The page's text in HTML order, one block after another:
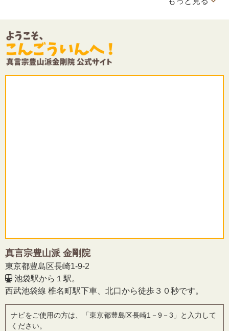
真言宗豊山派 金剛院
東京都豊島区長崎1-9-2
池袋駅から１駅。
西武池袋線 椎名町駅下車、北口から徒歩３０秒です。
ナビをご使用の方は、「東京都豊島区長崎1－9－3」と入力して
ください。